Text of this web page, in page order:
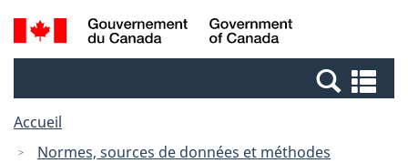
Passer
au
Passer
à
Canada
Recherche
et
et
Accueil
Normes, sources de données et méthodes